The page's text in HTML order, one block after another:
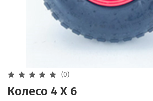
(0)
Колесо 4 Х 6